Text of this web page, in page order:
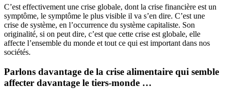
C’est effectivement une crise globale, dont la crise financière est un
symptôme, le symptôme le plus visible il va s’en dire. C’est une
crise de système, en l’occurrence du système capitaliste. Son
originalité, si on peut dire, c’est que cette crise est globale, elle
affecte l’ensemble du monde et tout ce qui est important dans nos
sociétés.
Parlons davantage de la crise alimentaire qui semble
affecter davantage le tiers-monde …